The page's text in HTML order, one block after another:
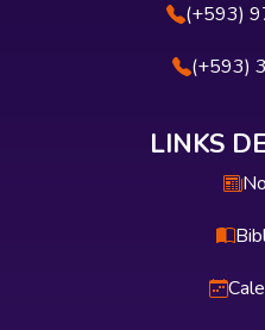
(+593)
(+593)
LINKS